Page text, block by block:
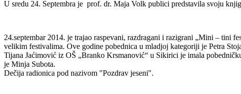
U sredu 24. Septembra je prof. dr. Maja Volk publici predstavila svoju
24.septembar 2014. je trajao raspevani, razdragani i razigrani „Mini – tini
velikim festivalima. Ove godine pobednica u mladjoj kategoriji je Petra
Tijana Jaćimović iz OŠ „Branko Krsmanović“ u Sikirici je imala
je Minja Subota.
Dečija radionica pod nazivom "Pozdrav jeseni".